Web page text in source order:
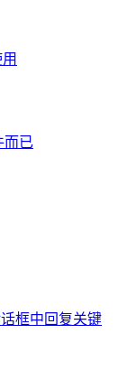
而已
框中回复关键